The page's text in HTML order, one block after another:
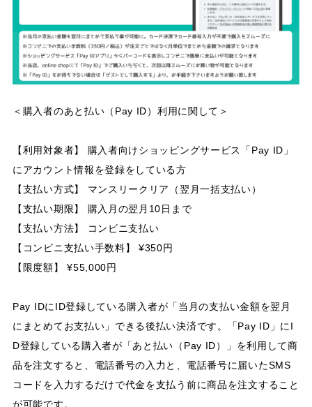
＜購入者のあと払い（Pay ID）利用に関して＞
【利用対象者】 購入者向けショッピングサービス「Pay ID」
にアカウント情報を登録をしている方
【支払い方式】 マンスリークリア（翌月一括支払い）
【支払い期限】 購入月の翌月10日まで
【支払い方法】 コンビニ支払い
【コンビニ支払い手数料】 ¥350円
【限度額】 ¥55,000円
Pay IDにID登録している購入者が「当月の支払い金額を翌月
にまとめてお支払い」できる後払い決済です。「Pay ID」にI
D登録している購入者が「あと払い（Pay ID）」を利用して商
品を注文すると、電話番号の入力と、電話番号に届いたSMS
コードを入力するだけで代金を支払う前に商品を注文すること
が可能です。